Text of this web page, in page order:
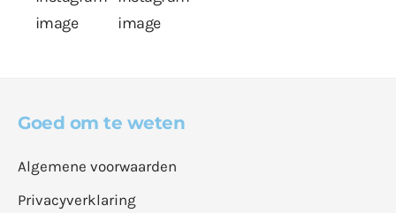
Goed om te weten
Algemene voorwaarden
Privacyverklaring